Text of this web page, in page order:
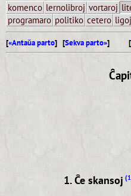
komenco lernolibroj vortaroj
programaro politiko cetero ligoj
[«Antaŭa parto] [Sekva parto»] [
1. Ĉe skansoj 1